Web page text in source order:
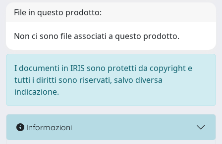
File in questo prodotto:
Non ci sono file associati a questo prodotto.
I documenti in IRIS sono protetti da copyright e
tutti i diritti sono riservati, salvo diversa
indicazione.
Informazioni